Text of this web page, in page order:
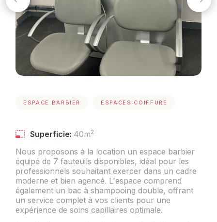
ESPACE BARBIER ESPACES COIFFURE
Superficie: 40m2
Nous proposons à la location un espace barbier
équipé de 7 fauteuils disponibles, idéal pour les
professionnels souhaitant exercer dans un cadre
moderne et bien agencé. L'espace comprend
également un bac à shampooing double, offrant
un service complet à vos clients pour une
expérience de soins capillaires optimale.